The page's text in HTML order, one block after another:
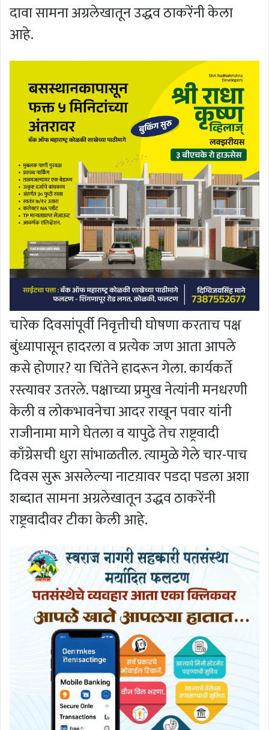
दावा सामना अग्रलेखातून उद्धव ठाकरेंनी केला
आहे.
चारेक दिवसांपूर्वी निवृत्तीची घोषणा करताच पक्ष
बुंध्यापासून हादरला व प्रत्येक जण आता आपले
कसे होणार? या चिंतेने हादरून गेला. कार्यकर्ते
रस्त्यावर उतरले. पक्षाच्या प्रमुख नेत्यांनी मनधरणी
केली व लोकभावनेचा आदर राखून पवार यांनी
राजीनामा मागे घेतला व यापुढे तेच राष्ट्रवादी
काँग्रेसची धुरा सांभाळतील. त्यामुळे गेले चार-पाच
दिवस सुरू असलेल्या नाटय़ावर पडदा पडला अशा
शब्दात सामना अग्रलेखातून उद्धव ठाकरेंनी
राष्ट्रवादीवर टीका केली आहे.